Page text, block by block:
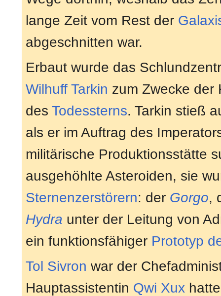
lange Zeit vom Rest der
abgeschnitten war.
Erbaut wurde das
Wilhuff Tarkin zum Zwecke der
des Todessterns. Tarkin stieß
als er im Auftrag des
militärische Produktionsstätte
ausgehöhlte Asteroiden, sie
Sternenzerstörern: der Gorgo,
Hydra unter der Leitung von
ein funktionsfähiger Prototyp
Tol Sivron war der
Hauptassistentin Qwi Xux